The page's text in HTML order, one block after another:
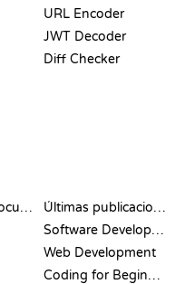
URL Encoder
JWT Decoder
Diff Checker
Ver toda la documentación
Últimas publicaciones
Software Development
Web Development
Coding for Beginners